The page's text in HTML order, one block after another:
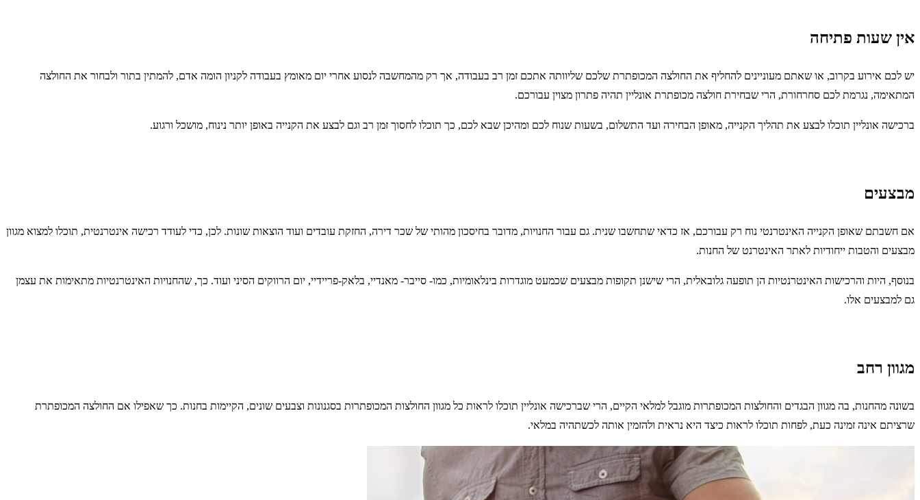
אין שעות פתיחה
יש לכם אירוע בקרוב, או שאתם מעוניינים להחליף את החולצה המכופתרת שלכם שליוותה אתכם זמן רב בעבודה, אך רק מהמחשבה לנסוע אחרי יום מאומץ בעבודה לקניון הומה אדם, להמתין בתור ולבחור את החולצה
המתאימה, נגרמת לכם סחרחורת, הרי שבחירת חולצה מכופתרת אונליין תהיה פתרון מצוין עבורכם.
ברכישה אונליין תוכלו לבצע את תהליך הקנייה, מאופן הבחירה ועד התשלום, בשעות שנוח לכם ומהיכן שבא לכם, כך תוכלו לחסוך זמן רב וגם לבצע את הקנייה באופן יותר נינוח, מושכל ורגוע.
מבצעים
אם חשבתם שאופן הקנייה האינטרנטי נוח רק עבורכם, אז כדאי שתחשבו שנית. גם עבור החנויות, מדובר בחיסכון מהותי של שכר דירה, החזקת עובדים ועוד הוצאות שונות. לכן, כדי לעודד רכישה אינטרנטית, תוכלו למצוא מגוון
מבצעים והטבות ייחודיות לאתר האינטרנט של החנות.
בנוסף, היות והרכישות האינטרנטיות הן תופעה גלובאלית, הרי שישנן תקופות מבצעים שכמעט מוגדרות בינלאומיות, כמו- סייבר- מאנדיי, בלאק-פריידיי, יום הרווקים הסיני ועוד. כך, שהחנויות האינטרנטיות מתאימות את עצמן
גם למבצעים אלו.
מגוון רחב
בשונה מהחנות, בה מגוון הבגדים והחולצות המכופתרות מוגבל למלאי הקיים, הרי שברכישה אונליין תוכלו לראות כל מגוון החולצות המכופתרות בסגנונות וצבעים שונים, הקיימות בחנות. כך שאפילו אם החולצה המכופתרת
שרציתם אינה זמינה כעת, לפחות תוכלו לראות כיצד היא נראית ולהזמין אותה לכשתהיה במלאי.